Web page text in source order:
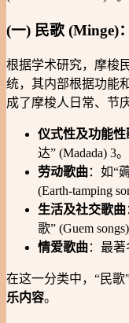
(一) 民歌 (Minge)
根据学术研究，摩梭
统，其内部根据功能
成了摩梭人日常、节
仪式性及功能性
达” (Madada) 3。
劳动歌曲：如“
(Earth-tamping
生活及社交歌曲
歌” (Guem songs)
情爱歌曲：最著
在这一分类中，“民
乐内容。